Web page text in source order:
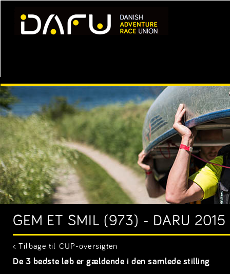
GEM ET SMIL (973) - DARU 2015
< Tilbage til CUP-oversigten
De 3 bedste løb er gældende i den samlede stilling